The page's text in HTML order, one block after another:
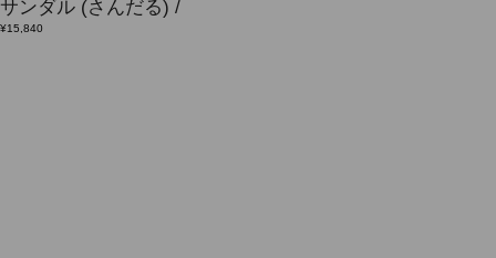
サンダル (さんだる) /
¥15,840